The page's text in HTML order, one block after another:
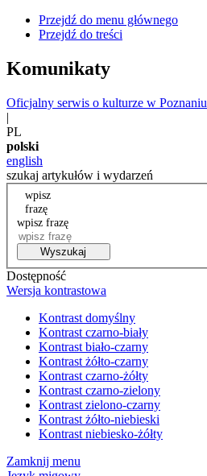
Przejdź do menu głównego
Przejdź do treści
Komunikaty
Oficjalny serwis o kulturze w Poznaniu
|
PL
polski
english
szukaj artykułów i wydarzeń
wpisz
frazę
wpisz frazę
Wyszukaj
Dostępność
Wersja kontrastowa
Kontrast domyślny
Kontrast czarno-biały
Kontrast biało-czarny
Kontrast żółto-czarny
Kontrast czarno-żółty
Kontrast czarno-zielony
Kontrast zielono-czarny
Kontrast żółto-niebieski
Kontrast niebiesko-żółty
Zamknij menu